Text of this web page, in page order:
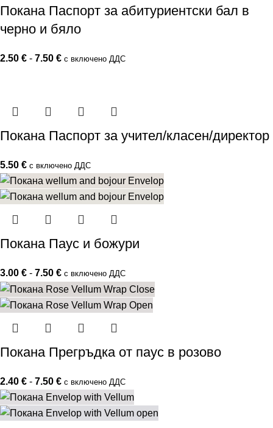
Покана Паспорт за абитуриентски бал в
черно и бяло
2.50 € - 7.50 € с включено ДДС
Покана Паспорт за учител/класен/директор
5.50 € с включено ДДС
Покана Паус и божури
3.00 € - 7.50 € с включено ДДС
Покана Прегръдка от паус в розово
2.40 € - 7.50 € с включено ДДС